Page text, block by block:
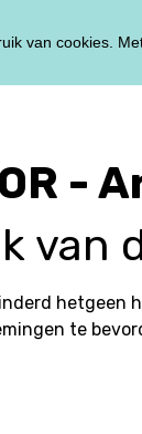
-
van
hetgeen
te
van cookies.